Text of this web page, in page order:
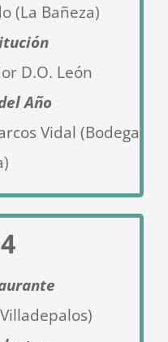
(La Bañeza)
D.O. León
Año
Vidal (Bodega